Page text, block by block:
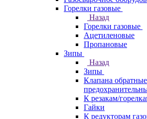
Горелки газовые
Назад
Горелки газовые
Ацетиленовые
Пропановые
Зипы
Назад
Зипы
Клапана
К резакам/
Гайки
К редукторам